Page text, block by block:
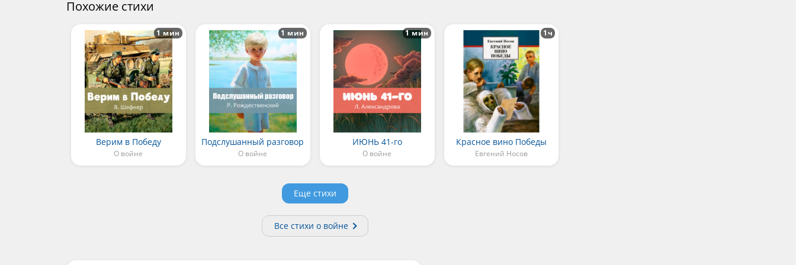
Похожие стихи
Верим в Победу
О войне
1 мин
Подслушанный разговор
О войне
1 мин
ИЮНЬ 41-го
О войне
1 мин
Красное вино Победы
Евгений Носов
1ч
Еще стихи
Все стихи о войне